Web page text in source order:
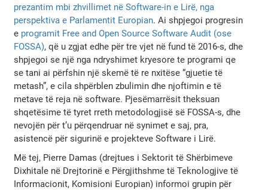
prezantim mbi zhvillimet në Software-in e Lirë, nga
perspektiva e Parlamentit Europian. Ai shpjegoi progresin
e programit Free and Open Source Software Audit (ose
FOSSA), që u zgjat edhe për tre vjet në fund të 2016-s, dhe
shpjegoi se një nga ndryshimet kryesore te programi qe
se tani ai përfshin një skemë të re nxitëse “gjuetie të
metash”, e cila shpërblen zbulimin dhe njoftimin e të
metave të reja në software. Pjesëmarrësit theksuan
shqetësime të tyret rreth metodologjisë së FOSSA-s, dhe
nevojën për t’u përqendruar në synimet e saj, pra,
asistencë për sigurinë e projekteve Software i Lirë.
Më tej, Pierre Damas (drejtues i Sektorit të Shërbimeve
Dixhitale në Drejtorinë e Përgjithshme të Teknologjive të
Informacionit, Komisioni Europian) informoi grupin për